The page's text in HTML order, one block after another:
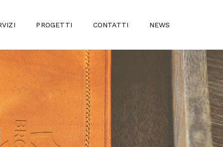
PROGETTI CONTATTI NEWS